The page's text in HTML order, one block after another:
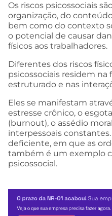
Os riscos psicossociais
organização, do
bem como do contexto
o potencial de causar
físicos aos trabalhadores.
Diferentes dos riscos
psicossociais residem
estruturado e nas
Eles se manifestam
estresse crônico, o
(burnout), o assédio
interpessoais
deficiente, em que as
também é um exemplo
psicossocial.